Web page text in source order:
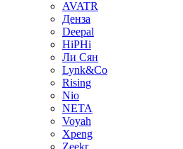
AVATR
Денза
Deepal
HiPHi
Ли Сян
Lynk&Co
Rising
Nio
NETA
Voyah
Xpeng
Zeekr